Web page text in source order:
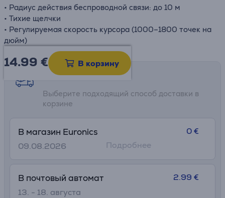
• Радиус действия беспроводной связи: до 10 м
• Тихие щелчки
• Регулируемая скорость курсора (1000–1800 точек на
дюйм)
14.99 € В корзину
Возможности доставки
Выберите подходящий способ доставки в
корзине
В магазин Euronics
09.08.2026
0 €
Подробнее
В почтовый автомат
13. - 18. августа
2.99 €